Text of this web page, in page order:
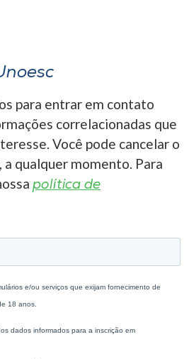
para entrar em contato
correlacionadas que
Você pode cancelar o
qualquer momento. Para
política de